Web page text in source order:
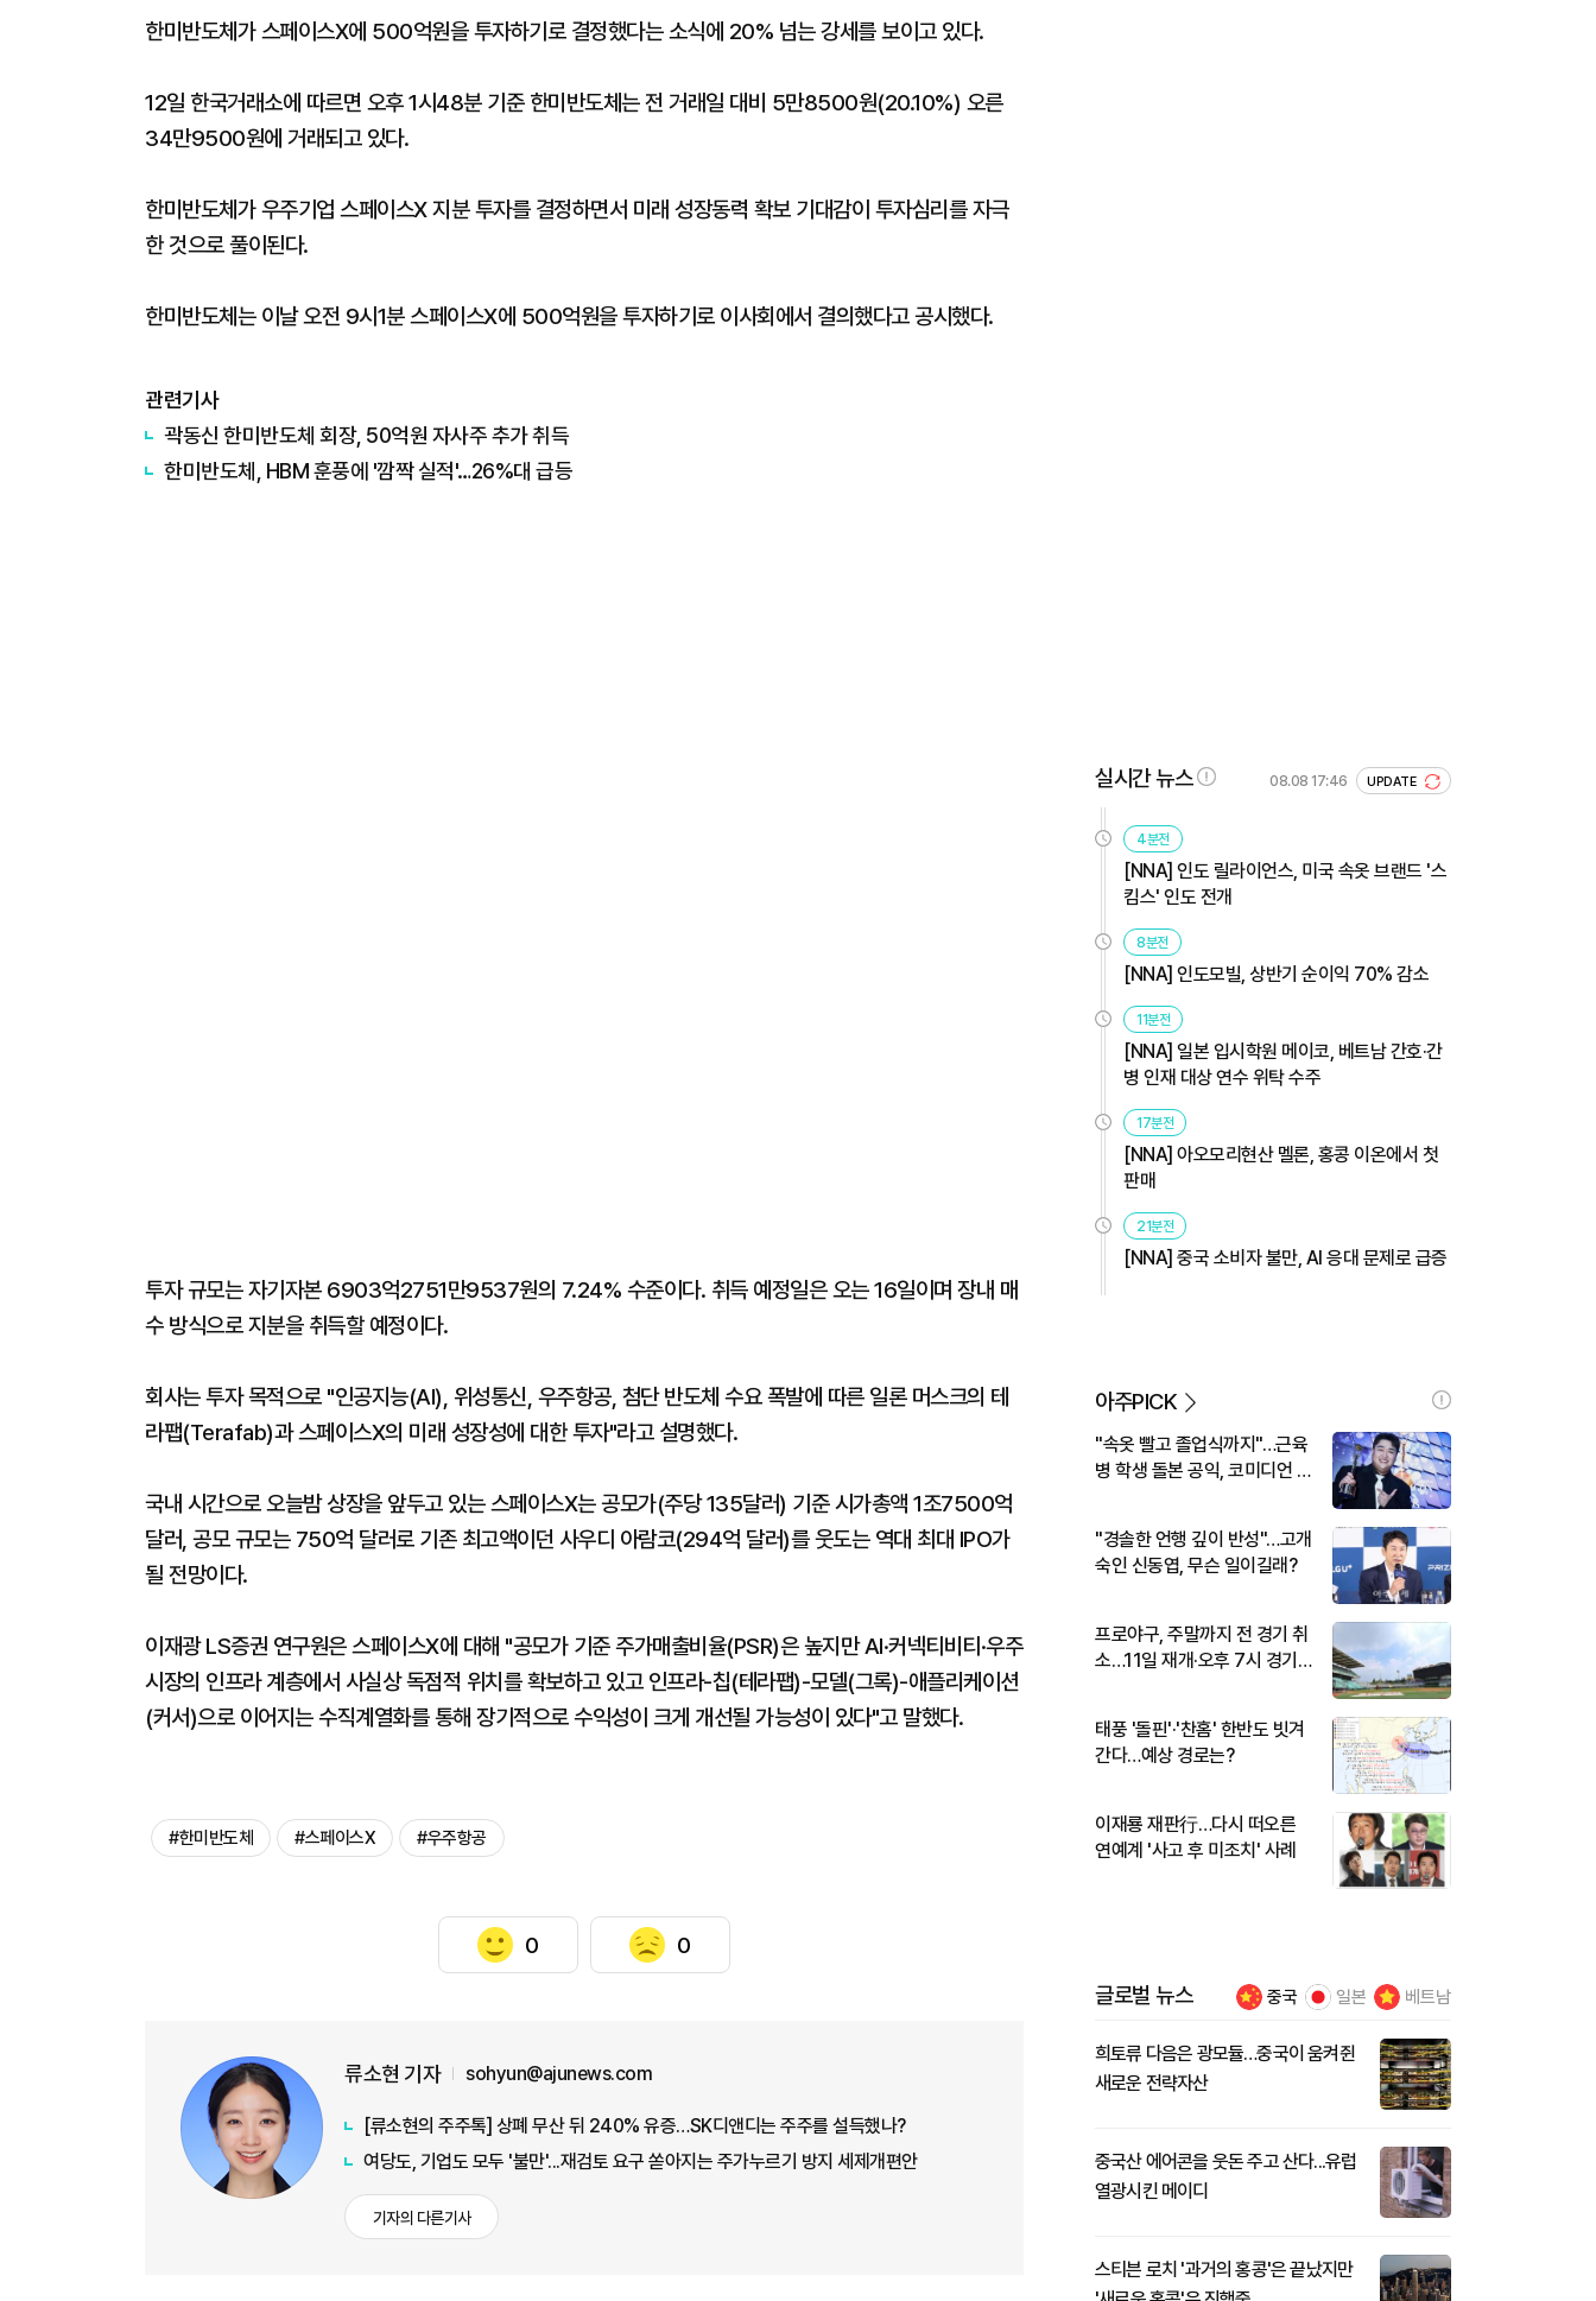
한미반도체가 스페이스X에 500억원을 투자하기로 결정했다는 소식에 20% 넘는 강세를 보이고 있다.
12일 한국거래소에 따르면 오후 1시48분 기준 한미반도체는 전 거래일 대비 5만8500원(20.10%) 오른
34만9500원에 거래되고 있다.
한미반도체가 우주기업 스페이스X 지분 투자를 결정하면서 미래 성장동력 확보 기대감이 투자심리를 자극
한 것으로 풀이된다.
한미반도체는 이날 오전 9시1분 스페이스X에 500억원을 투자하기로 이사회에서 결의했다고 공시했다.
관련기사
곽동신 한미반도체 회장, 50억원 자사주 추가 취득
한미반도체, HBM 훈풍에 '깜짝 실적'…26%대 급등
투자 규모는 자기자본 6903억2751만9537원의 7.24% 수준이다. 취득 예정일은 오는 16일이며 장내 매
수 방식으로 지분을 취득할 예정이다.
회사는 투자 목적으로 "인공지능(AI), 위성통신, 우주항공, 첨단 반도체 수요 폭발에 따른 일론 머스크의 테
라팹(Terafab)과 스페이스X의 미래 성장성에 대한 투자"라고 설명했다.
국내 시간으로 오늘밤 상장을 앞두고 있는 스페이스X는 공모가(주당 135달러) 기준 시가총액 1조7500억
달러, 공모 규모는 750억 달러로 기존 최고액이던 사우디 아람코(294억 달러)를 웃도는 역대 최대 IPO가
될 전망이다.
이재광 LS증권 연구원은 스페이스X에 대해 "공모가 기준 주가매출비율(PSR)은 높지만 AI·커넥티비티·우주
시장의 인프라 계층에서 사실상 독점적 위치를 확보하고 있고 인프라-칩(테라팹)-모델(그록)-애플리케이션
(커서)으로 이어지는 수직계열화를 통해 장기적으로 수익성이 크게 개선될 가능성이 있다"고 말했다.
#한미반도체 #스페이스X #우주항공
0 0
류소현 기자 sohyun@ajunews.com
[류소현의 주주톡] 상폐 무산 뒤 240% 유증…SK디앤디는 주주를 설득했나?
여당도, 기업도 모두 '불만'...재검토 요구 쏟아지는 주가누르기 방지 세제개편안
기자의 다른기사
실시간 뉴스 08.08 17:46 UPDATE
4분전
[NNA] 인도 릴라이언스, 미국 속옷 브랜드 '스
킴스' 인도 전개
8분전
[NNA] 인도모빌, 상반기 순이익 70% 감소
11분전
[NNA] 일본 입시학원 메이코, 베트남 간호·간
병 인재 대상 연수 위탁 수주
17분전
[NNA] 아오모리현산 멜론, 홍콩 이온에서 첫
판매
21분전
[NNA] 중국 소비자 불만, AI 응대 문제로 급증
아주PICK
"속옷 빨고 졸업식까지"…근육
병 학생 돌본 공익, 코미디언 김
"경솔한 언행 깊이 반성"…고개
숙인 신동엽, 무슨 일이길래?
프로야구, 주말까지 전 경기 취
소…11일 재개·오후 7시 경기
태풍 '돌핀'·'찬홈' 한반도 빗겨
간다…예상 경로는?
이재룡 재판行…다시 떠오른
연예계 '사고 후 미조치' 사례
글로벌 뉴스 중국 일본 베트남
희토류 다음은 광모듈…중국이 움켜쥔
새로운 전략자산
중국산 에어콘을 웃돈 주고 산다...유럽
열광시킨 메이디
스티븐 로치 '과거의 홍콩'은 끝났지만